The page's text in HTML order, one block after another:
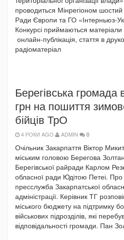
проводиться Мінрегіоном шостий
Ради Європи та ГО «Інтерньюз-
Конкурсі приймаються
онлайн-публікація, стаття в
радіоматеріал
Берегівська громада
грн на пошиття
бійців ТрО
4 РОКИ AGO ADMIN 0
Очільник Закарпаття Віктор
міським головою Берегова
Берегівської райради Карлом
обласної ради Юдітою Петеі.
пресслужба Закарпатської
адміністрації. Керівник ТГ
міського бюджету на підтримку
військових підрозділів, які
відповідальності громади. Пан